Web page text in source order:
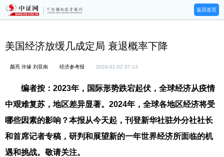
返回首页
美国经济放缓几成定局 衰退概率下降
颜亮 许缘 刘亚南 经济参考报 2024-01-02 07:13
编者按：2023年，国际形势跌宕起伏，全球经济从疫情
中艰难复苏，地区差异显著。2024年，全球各地区经济将受
哪些因素的影响？本报从今天起，刊登新华社驻外分社社长
和首席记者专稿，研判和展望新的一年世界经济所面临的机
遇和挑战。敬请关注。